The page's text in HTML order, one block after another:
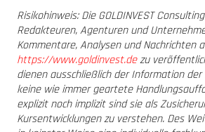
Risikohinweis: Die GOLDINVEST
Redakteuren, Agenturen und
Kommentare, Analysen und Nachrichten
https://www.goldinvest.dezu
dienen ausschließlich der Information
keine wie immer geartete
explizit noch implizit sind sie als
Kursentwicklungen zu verstehen. Des